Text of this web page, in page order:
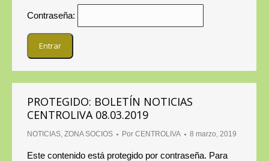
Contraseña:
PROTEGIDO: BOLETÍN NOTICIAS
CENTROLIVA 08.03.2019
NOTICIAS, ZONA SOCIOS Por CENTROLIVA 8 marzo, 2019
Este contenido está protegido por contraseña. Para